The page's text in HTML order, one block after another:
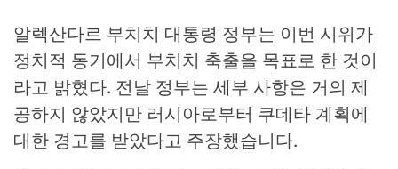
알렉산다르 부치치 대통령 정부는 이번 시위가
정치적 동기에서 부치치 축출을 목표로 한 것이
라고 밝혔다. 전날 정부는 세부 사항은 거의 제
공하지 않았지만 러시아로부터 쿠데타 계획에
대한 경고를 받았다고 주장했습니다.